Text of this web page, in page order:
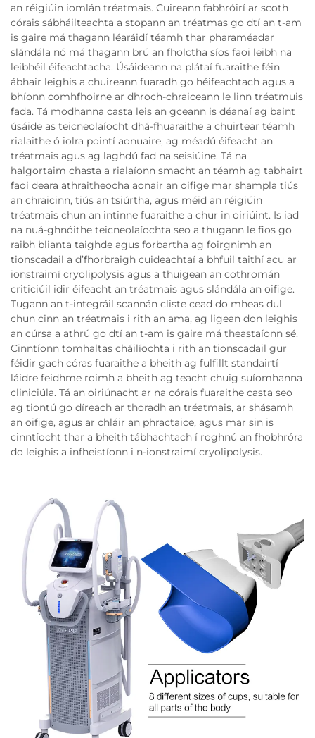
an réigiúin iomlán tréatmais. Cuireann fabhróirí ar scoth
córais sábháilteachta a stopann an tréatmas go dtí an t-am
is gaire má thagann léaráidí téamh thar pharaméadar
slándála nó má thagann brú an fholctha síos faoi leibh na
leibhéil éifeachtacha. Úsáideann na plátaí fuaraithe féin
ábhair leighis a chuireann fuaradh go héifeachtach agus a
bhíonn comhfhoirne ar dhroch-chraiceann le linn tréatmuis
fada. Tá modhanna casta leis an gceann is déanaí ag baint
úsáide as teicneolaíocht dhá-fhuaraithe a chuirtear téamh
rialaithe ó iolra pointí aonuaire, ag méadú éifeacht an
tréatmais agus ag laghdú fad na seisiúine. Tá na
halgortaim chasta a rialaíonn smacht an téamh ag tabhairt
faoi deara athraitheocha aonair an oifige mar shampla tiús
an chraicinn, tiús an tsiúrtha, agus méid an réigiúin
tréatmais chun an intinne fuaraithe a chur in oiriúint. Is iad
na nuá-ghnóithe teicneolaíochta seo a thugann le fios go
raibh blianta taighde agus forbartha ag foirgnimh an
tionscadail a d’fhorbraigh cuideachtaí a bhfuil taithí acu ar
ionstraimí cryolipolysis agus a thuigean an cothromán
criticiúil idir éifeacht an tréatmais agus slándála an oifige.
Tugann an t-integráil scannán cliste cead do mheas dul
chun cinn an tréatmais i rith an ama, ag ligean don leighis
an cúrsa a athrú go dtí an t-am is gaire má theastaíonn sé.
Cinntíonn tomhaltas cháilíochta i rith an tionscadail gur
féidir gach córas fuaraithe a bheith ag fulfillt standairtí
láidre feidhme roimh a bheith ag teacht chuig suíomhanna
cliniciúla. Tá an oiriúnacht ar na córais fuaraithe casta seo
ag tiontú go díreach ar thoradh an tréatmais, ar shásamh
an oifige, agus ar chláir an phractaice, agus mar sin is
cinntíocht thar a bheith tábhachtach í roghnú an fhobhróra
do leighis a infheistíonn i n-ionstraimí cryolipolysis.